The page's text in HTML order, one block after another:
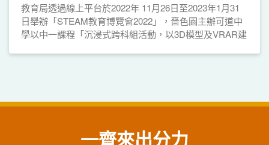
教育局透過線上平台於2022年 11月26日至2023年1月31
日舉辦「STEAM教育博覽會2022」，嗇色園主辦可道中
學以中一課程「沉浸式跨科組活動，以3D模型及VRAR建
一齊來出分力